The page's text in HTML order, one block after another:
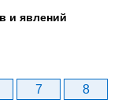
и явлений
7
8